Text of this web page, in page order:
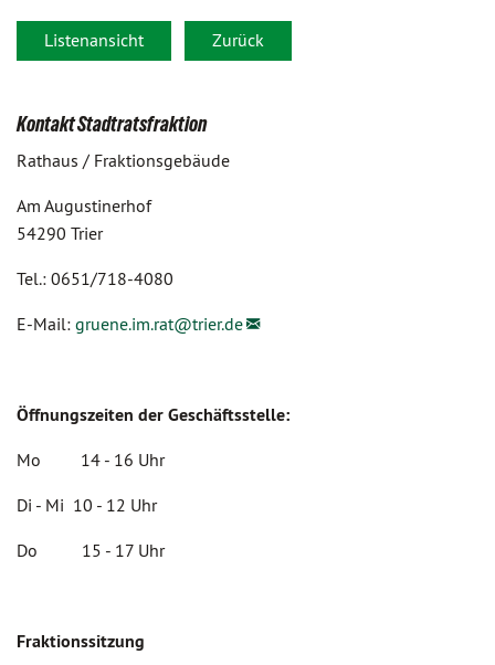
Listenansicht Zurück
Kontakt Stadtratsfraktion
Rathaus / Fraktionsgebäude
Am Augustinerhof
54290 Trier
Tel.: 0651/718-4080
E-Mail: gruene.im.rat@trier.de
Öffnungszeiten der Geschäftsstelle:
Mo 14 - 16 Uhr
Di - Mi 10 - 12 Uhr
Do 15 - 17 Uhr
Fraktionssitzung